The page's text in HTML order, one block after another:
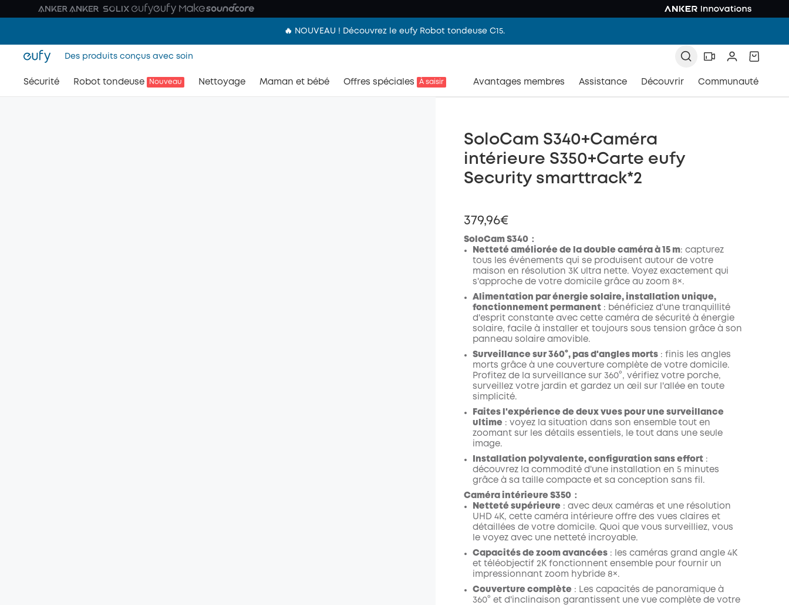
🔥 NOUVEAU ! Découvrez le eufy Robot tondeuse C15.
Des produits conçus avec soin
Sécurité Robot tondeuse Nouveau Nettoyage Maman et bébé Offres spéciales À saisir Avantages membres Assistance Découvrir Communauté
SoloCam S340+Caméra
intérieure S350+Carte eufy
Security smarttrack*2
379,96€
SoloCam S340：
Netteté améliorée de la double caméra à 15 m: capturez
tous les événements qui se produisent autour de votre
maison en résolution 3K ultra nette. Voyez exactement qui
s'approche de votre domicile grâce au zoom 8×.
Alimentation par énergie solaire, installation unique,
fonctionnement permanent: bénéficiez d'une tranquillité
d'esprit constante avec cette caméra de sécurité à énergie
solaire, facile à installer et toujours sous tension grâce à son
panneau solaire amovible.
Surveillance sur 360°, pas d'angles morts: finis les angles
morts grâce à une couverture complète de votre domicile.
Profitez de la surveillance sur 360°, vérifiez votre porche,
surveillez votre jardin et gardez un œil sur l'allée en toute
simplicité.
Faites l'expérience de deux vues pour une surveillance
ultime: voyez la situation dans son ensemble tout en
zoomant sur les détails essentiels, le tout dans une seule
image.
Installation polyvalente, configuration sans effort:
découvrez la commodité d'une installation en 5 minutes
grâce à sa taille compacte et sa conception sans fil.
Caméra intérieure S350：
Netteté supérieure: avec deux caméras et une résolution
UHD 4K, cette caméra intérieure offre des vues claires et
détaillées de votre domicile. Quoi que vous surveilliez, vous
le voyez avec une netteté incroyable.
Capacités de zoom avancées: les caméras grand angle 4K
et téléobjectif 2K fonctionnent ensemble pour fournir un
impressionnant zoom hybride 8×.
Couverture complète: Les capacités de panoramique à
360° et d'inclinaison garantissent une vue complète de votre